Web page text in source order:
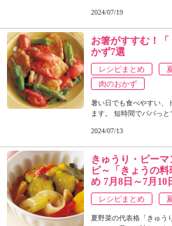
2024/07/19
お箸がすすむ！
かず7選
レシピまとめ
肉のおかず
暑い日でも食べやすい、
ます。 短時間でパパっと
2024/07/13
きゅうり・ピー
ピ～「きょうの
め 7月8日～7月10
レシピまとめ
夏野菜の代表格「きゅう